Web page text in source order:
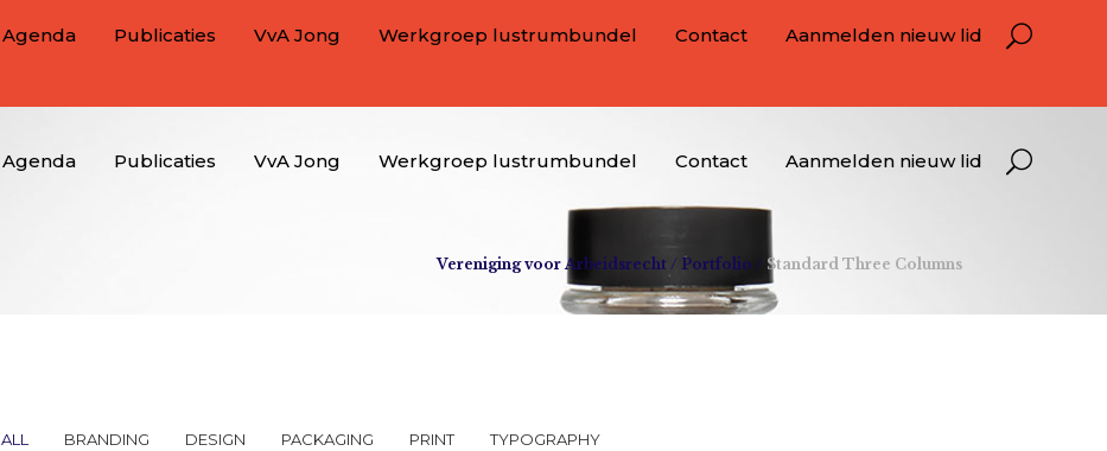
Agenda Publicaties VvA Jong Werkgroep lustrumbundel Contact Aanmelden nieuw lid
Agenda Publicaties VvA Jong Werkgroep lustrumbundel Contact Aanmelden nieuw lid
Vereniging voor Arbeidsrecht / Portfolio / Standard Three Columns
ALL BRANDING DESIGN PACKAGING PRINT TYPOGRAPHY